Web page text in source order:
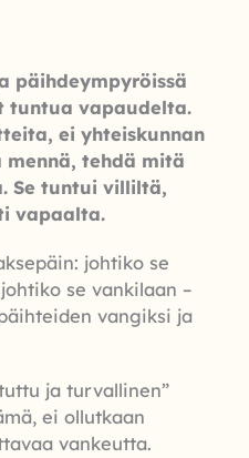
päihdeympyröissä
tuntua vapaudelta.
ei yhteiskunnan
tehdä mitä
Se tuntui villiltä,
vapaalta.
johtiko se
se vankilaan –
vangiksi ja
ja turvallinen”
ei ollutkaan
vankeutta.